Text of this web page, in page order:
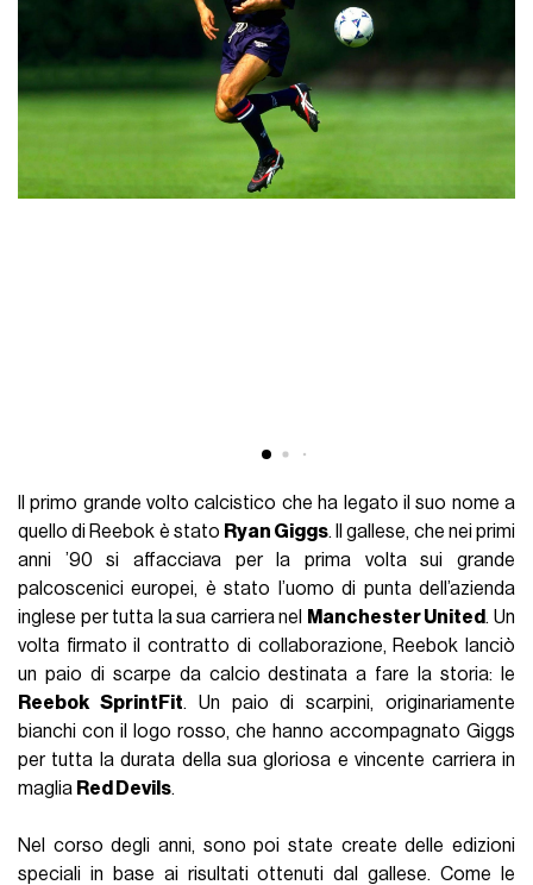
Il primo grande volto calcistico che ha legato il suo nome a
quello di Reebok è stato Ryan Giggs. Il gallese, che nei primi
anni ’90 si affacciava per la prima volta sui grande
palcoscenici europei, è stato l’uomo di punta dell’azienda
inglese per tutta la sua carriera nel
Manchester United . Un
volta firmato il contratto di collaborazione, Reebok lanciò
un paio di scarpe da calcio destinata a fare la storia: le
Reebok SprintFit. Un paio di scarpini, originariamente
bianchi con il logo rosso, che hanno accompagnato Giggs
per tutta la durata della sua gloriosa e vincente carriera in
maglia Red Devils.
Nel corso degli anni, sono poi state create delle edizioni
speciali in base ai risultati ottenuti dal gallese. Come le